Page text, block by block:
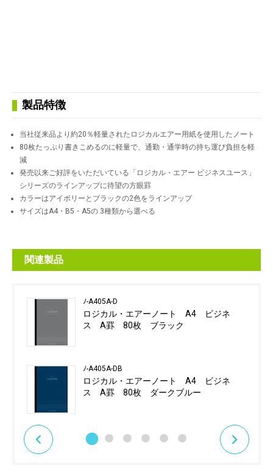
製品特徴
当社従来品より約20％軽量されたロジカルエアー用紙を使用したノート
80枚たっぷり書きこめるのに軽量で、通勤・通学時の持ち運び負担を軽
減
発売以来ご好評をいただいている「ロジカル・エアー ビジネスユース」
シリーズのラインアップに待望の方眼罫
カラーはアイボリーとブラックの2色をラインアップ
サイズはA4・B5・A5の 3種類から選べる
関連製品
ﾉ-A405A-D
ロジカル・エアーノート A4 ビジネ
ス A罫 80枚 ブラック
ﾉ-A405A-DB
ロジカル・エアーノート A4 ビジネ
ス A罫 80枚 ダークブルー